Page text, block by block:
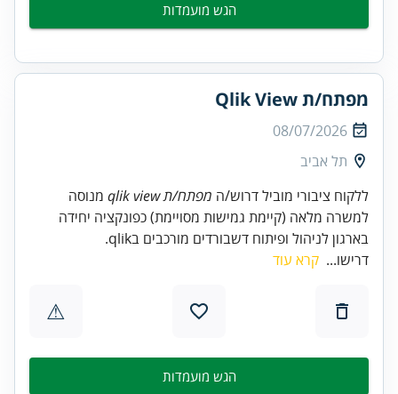
הגש מועמדות
מפתח/ת Qlik View
08/07/2026
תל אביב
ללקוח ציבורי מוביל דרוש/ה מפתח/ת qlik view
מנוסה
למשרה מלאה (קיימת גמישות מסויימת) כפונקציה יחידה
בארגון לניהול ופיתוח דשבורדים מורכבים בqlik.
דרישו... קרא עוד
⚠
הגש מועמדות